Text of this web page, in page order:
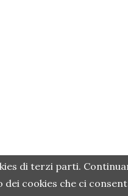
di terzi parti.
dei cookies che ci